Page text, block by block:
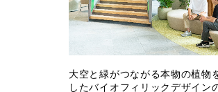
大空と緑がつながる本物の植物
したバイオフィリックデザイン